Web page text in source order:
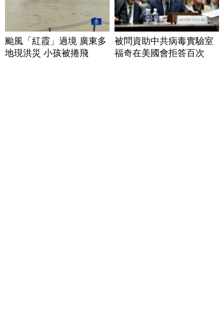
颱風「紅霞」過境 廣東多
地現洪災 小孩被捲飛
被問資助中共病毒實驗室
福奇在美國會拒答百次